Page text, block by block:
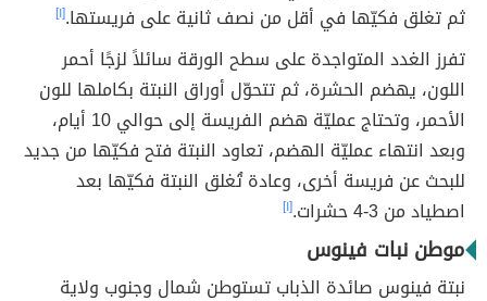
ثم تغلق فكيّها في أقل من نصف ثانية على فريستها.[١]
تفرز الغدد المتواجدة على سطح الورقة سائلاً لزجًا أحمر
اللون، يهضم الحشرة، ثم تتحوّل أوراق النبتة بكاملها للون
الأحمر، وتحتاج عمليّة هضم الفريسة إلى حوالي 10 أيام،
وبعد انتهاء عمليّة الهضم، تعاود النبتة فتح فكيّها من جديد
للبحث عن فريسة أخرى، وعادة تُغلق النبتة فكيّها بعد
اصطياد من 3-4 حشرات.
[١]
موطن نبات فينوس
نبتة فينوس صائدة الذباب تستوطن شمال وجنوب ولاية